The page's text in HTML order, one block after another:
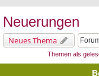
Neuerungen
Neues Thema
Themen als